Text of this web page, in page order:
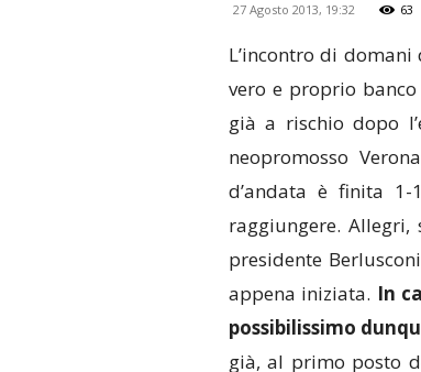
27 Agosto 2013, 19:32 63
L’incontro di
vero e proprio
già a rischio dopo
neopromosso
d’andata è finita
raggiungere.
presidente
appena iniziata. In
possibilissimo
già, al primo posto